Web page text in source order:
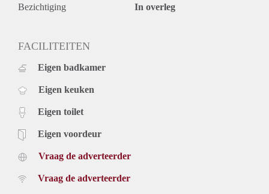
Bezichtiging In overleg
FACILITEITEN
Eigen badkamer
Eigen keuken
Eigen toilet
Eigen voordeur
Vraag de adverteerder
Vraag de adverteerder